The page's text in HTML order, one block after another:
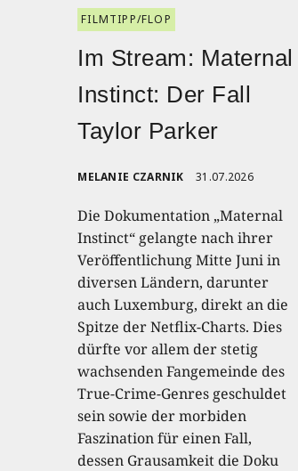
FILMTIPP/FLOP
Im Stream: Maternal
Instinct: Der Fall
Taylor Parker
MELANIE CZARNIK 31.07.2026
Die Dokumentation „Maternal
Instinct“ gelangte nach ihrer
Veröffentlichung Mitte Juni in
diversen Ländern, darunter
auch Luxemburg, direkt an die
Spitze der Netflix-Charts. Dies
dürfte vor allem der stetig
wachsenden Fangemeinde des
True-Crime-Genres geschuldet
sein sowie der morbiden
Faszination für einen Fall,
dessen Grausamkeit die Doku